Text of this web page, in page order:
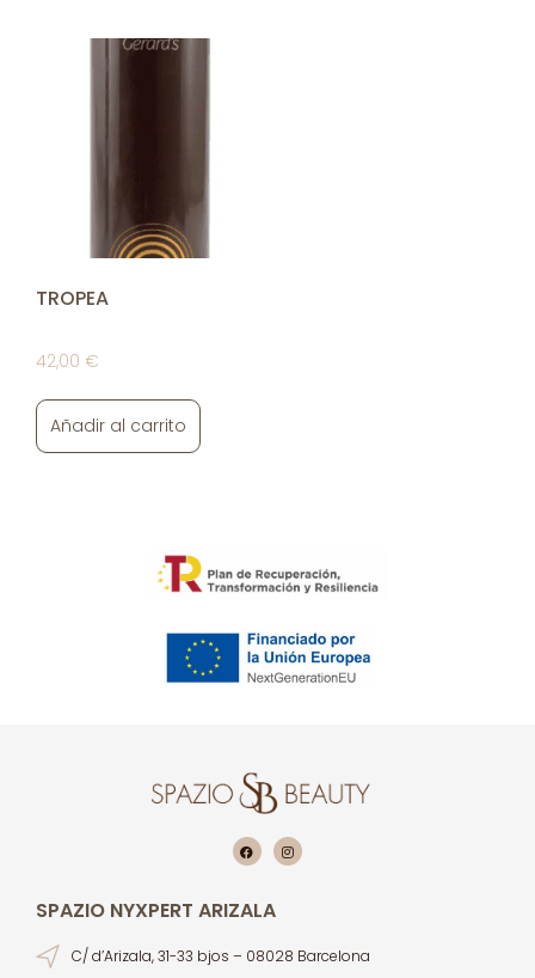
TROPEA
42,00 €
Añadir al carrito
SPAZIO NYXPERT ARIZALA
C/ d’Arizala, 31-33 bjos – 08028 Barcelona